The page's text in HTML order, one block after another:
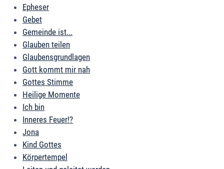
Epheser
Gebet
Gemeinde ist...
Glauben teilen
Glaubensgrundlagen
Gott kommt mir nah
Gottes Stimme
Heilige Momente
Ich bin
Inneres Feuer!?
Jona
Kind Gottes
Körpertempel